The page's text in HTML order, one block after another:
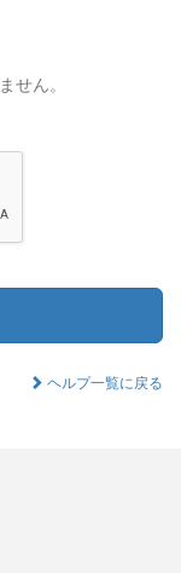
せん。
ヘルプ一覧に戻る